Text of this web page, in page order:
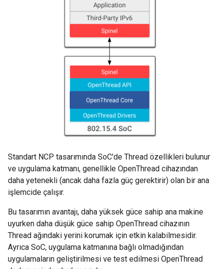
Standart NCP tasarımında SoC'de Thread özellikleri bulunur
ve uygulama katmanı, genellikle OpenThread cihazından
daha yetenekli (ancak daha fazla güç gerektirir) olan bir ana
işlemcide çalışır.
Bu tasarımın avantajı, daha yüksek güce sahip ana makine
uyurken daha düşük güce sahip OpenThread cihazının
Thread ağındaki yerini korumak için etkin kalabilmesidir.
Ayrıca SoC, uygulama katmanına bağlı olmadığından
uygulamaların geliştirilmesi ve test edilmesi OpenThread